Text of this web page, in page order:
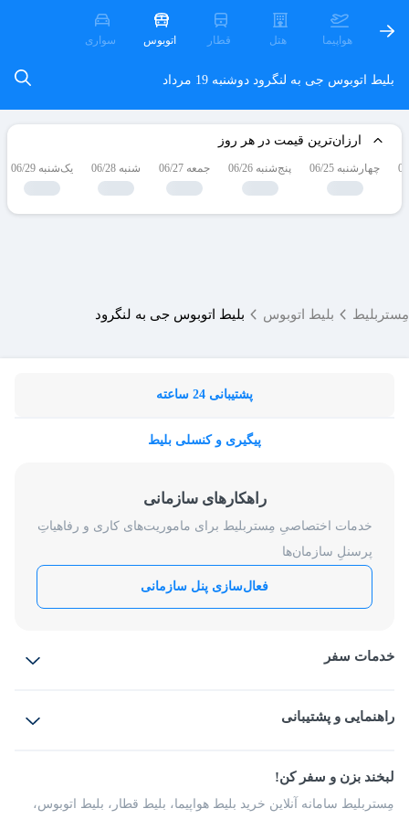
هواپیما هتل قطار اتوبوس سواری
بلیط اتوبوس جی به لنگرود دوشنبه 19 مرداد
ارزان‌ترین قیمت در هر روز
چهارشنبه 06/25 پنج‌شنبه 06/26 جمعه 06/27 شنبه 06/28 یک‌شنبه 06/29
مِستربلیط بلیط اتوبوس بلیط اتوبوس جی به لنگرود
پشتیبانی 24 ساعته
پیگیری و کنسلی بلیط
راهکارهای سازمانی
خدمات اختصاصیِ مِستربلیط برای ماموریت‌های کاری و رفاهیاتِ
پرسنلِ سازمان‌ها
فعال‌سازی پنل سازمانی
خدمات سفر
بلیط قطار
راهنمایی و پشتیبانی
شرایط و مقررات
راهکار سازمانی
فرصت‌های شغلی
لبخند بزن و سفر کن!
مِستربلیط سامانه آنلاین خرید بلیط هواپیما، بلیط قطار، بلیط اتوبوس،